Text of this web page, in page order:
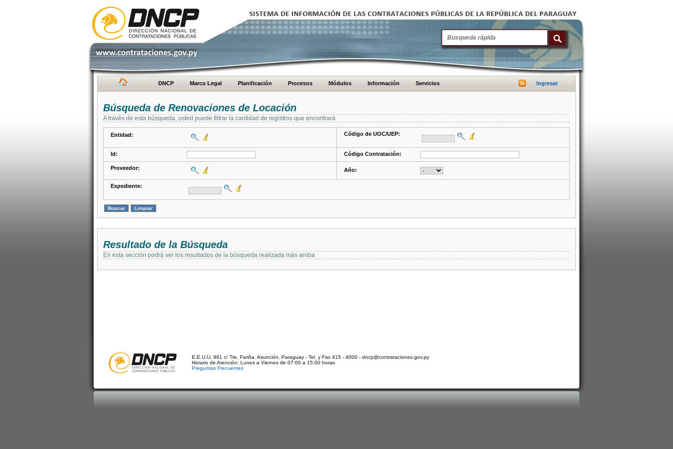
DNCP Marco Legal Planificación Procesos Módulos Información Servicios Ingresar
Búsqueda de Renovaciones de Locación
A través de esta búsqueda, usted puede filtrar la cantidad de registros que encontrará
Entidad: Código de UOC/UEP:
Id: Código Contratación:
Proveedor: Año:
Expediente:
Resultado de la Búsqueda
En esta sección podrá ver los resultados de la búsqueda realizada más arriba
E.E.U.U. 961 c/ Tte. Fariña. Asunción, Paraguay - Tel. y Fax 415 - 4000 - dncp@contrataciones.gov.py
Horario de Atención: Lunes a Viernes de 07:00 a 15:00 horas
Preguntas Frecuentes